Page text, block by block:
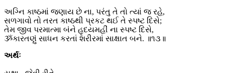
અગ્નિ કાષ્ઠમાં જણાય છે ના, પરંતુ તે તો ત્યાં જ રહે,
સળગાવો તો તરત કાષ્ઠથી પ્રકટ થઈ તે સ્પષ્ટ દિસે;
તેમ જીવ પરમાત્મા બંને હૃદયમહીં ના સ્પષ્ટ દિસે,
ૐકારતણું સાધન કરતાં શરીરમાં સાક્ષાત બને. ॥૧૩॥
અર્થઃ